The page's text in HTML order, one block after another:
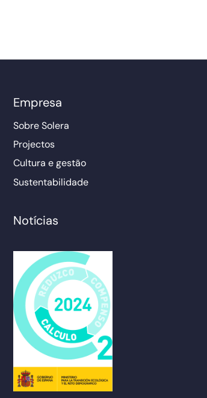
Empresa
Sobre Solera
Projectos
Cultura e gestão
Sustentabilidade
Notícias